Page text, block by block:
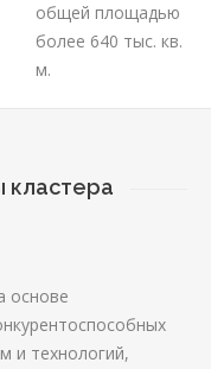
общей площадью
более 640 тыс. кв.
м.
кластера
основе
и технологий,